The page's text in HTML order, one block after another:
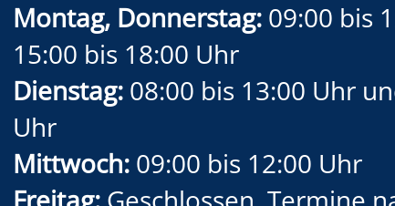
Montag, Donnerstag: 09:00 bis
15:00 bis 18:00 Uhr
Dienstag: 08:00 bis 13:00 Uhr
Uhr
Mittwoch: 09:00 bis 12:00 Uhr